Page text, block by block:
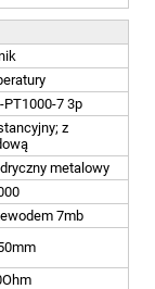
PT1000-7 3p
z
metalowy
7mb